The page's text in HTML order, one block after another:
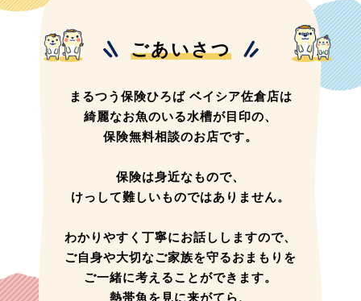
ごあいさつ
まるつう保険ひろば ベイシア佐倉店は
綺麗なお魚のいる水槽が目印の、
保険無料相談のお店です。
保険は身近なもので、
けっして難しいものではありません。
わかりやすく丁寧にお話ししますので、
ご自身や大切なご家族を守るおまもりを
ご一緒に考えることができます。
熱帯魚を見に来がてら、